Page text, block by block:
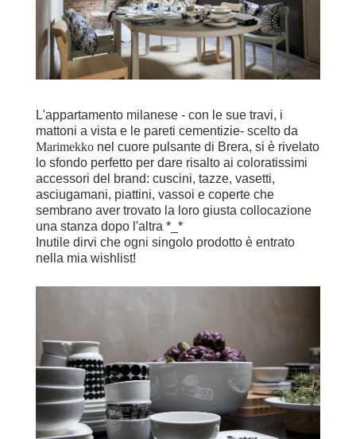
L'appartamento milanese - con le sue travi, i
mattoni a vista e le pareti cementizie- scelto da
Marimekko nel cuore pulsante di Brera, si è rivelato
lo sfondo perfetto per dare risalto ai coloratissimi
accessori del brand: cuscini, tazze, vasetti,
asciugamani, piattini, vassoi e coperte che
sembrano aver trovato la loro giusta collocazione
una stanza dopo l'altra *_*
Inutile dirvi che ogni singolo prodotto è entrato
nella mia wishlist!